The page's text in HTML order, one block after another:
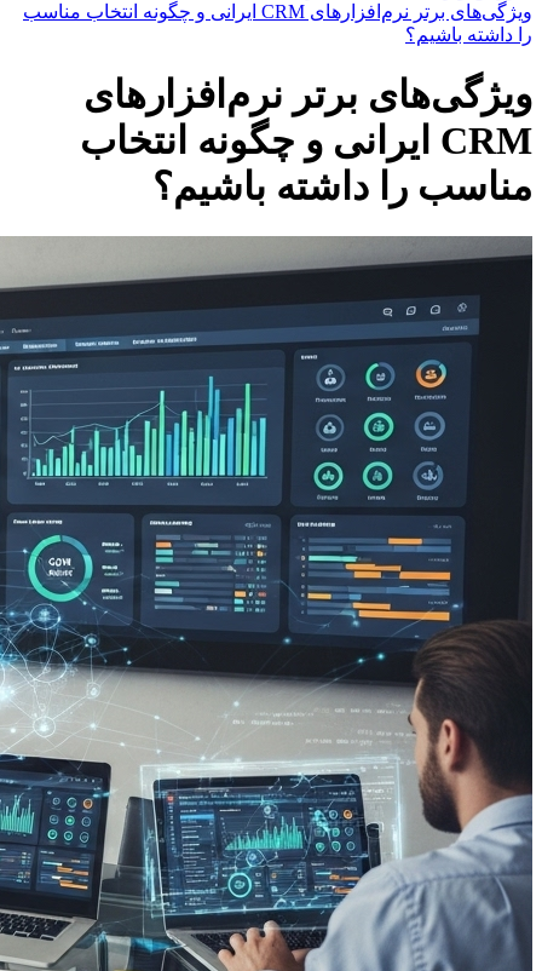
ویژگی‌های برتر نرم‌افزارهای CRM ایرانی و چگونه انتخاب مناسب
را داشته باشیم؟
ویژگی‌های برتر نرم‌افزارهای
CRM ایرانی و چگونه انتخاب
مناسب را داشته باشیم؟